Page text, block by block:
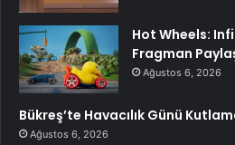
Hot Wheels:
Fragman
Ağustos 6, 2026
Bükreş’te Havacılık Günü
Ağustos 6, 2026